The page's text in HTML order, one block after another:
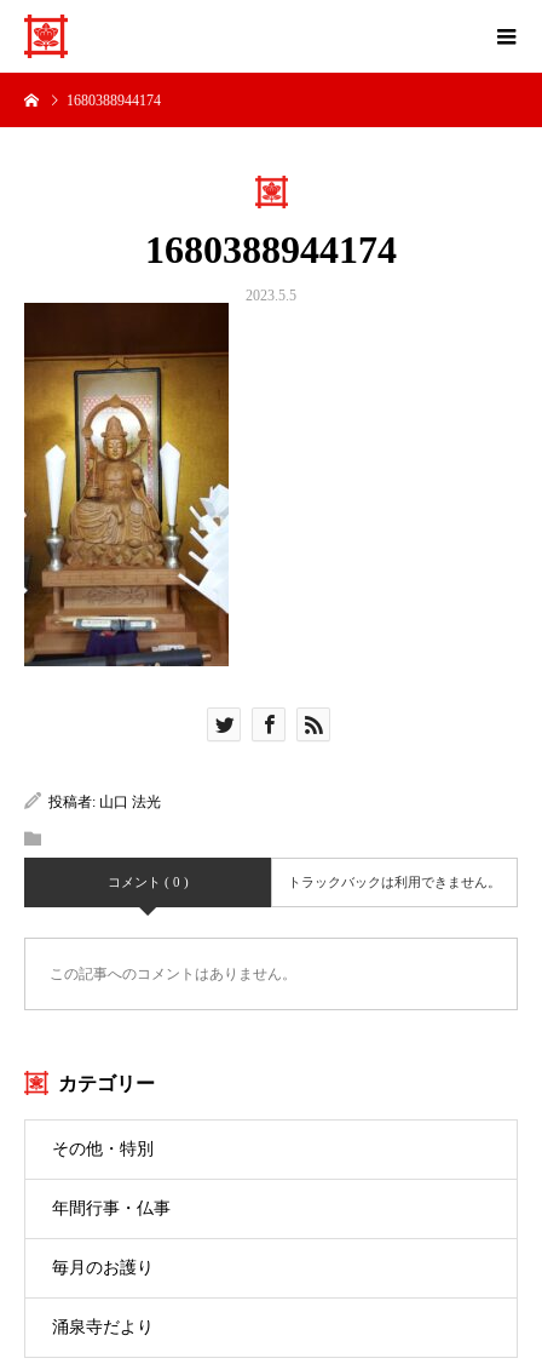
1680388944174
1680388944174
2023.5.5
投稿者: 山口 法光
コメント ( 0 ) トラックバックは利用できません。
この記事へのコメントはありません。
カテゴリー
その他・特別
年間行事・仏事
毎月のお護り
涌泉寺だより